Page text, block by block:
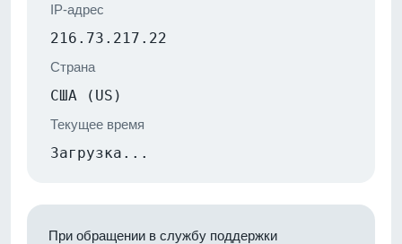
IP-адрес
216.73.217.22
Страна
США (US)
Текущее время
Загрузка...
При обращении в службу поддержки